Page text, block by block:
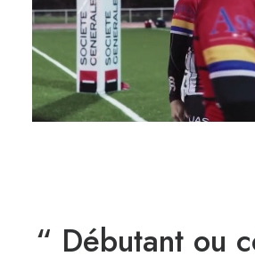
“ Débutant ou